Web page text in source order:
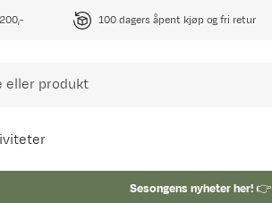
100 dagers åpent kjøp og fri retur
Sesongens nyheter her!👉